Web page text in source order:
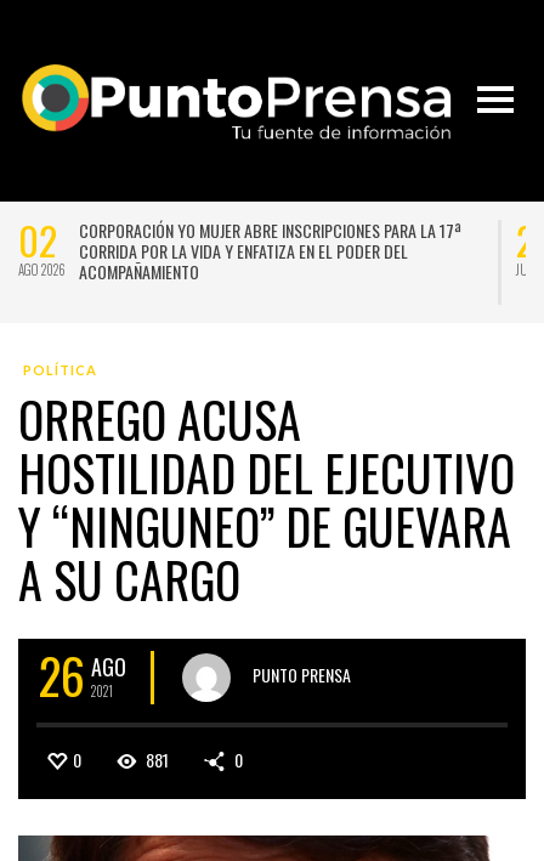
02
AGO 2026
CORPORACIÓN YO MUJER ABRE INSCRIPCIONES PARA LA 17ª
CORRIDA POR LA VIDA Y ENFATIZA EN EL PODER DEL
ACOMPAÑAMIENTO
JUL
POLÍTICA
ORREGO ACUSA
HOSTILIDAD DEL EJECUTIVO
Y “NINGUNEO” DE GUEVARA
A SU CARGO
26 AGO
2021
PUNTO PRENSA
0 881 0